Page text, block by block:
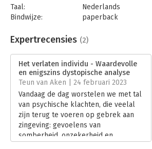
Taal:
Nederlands
Bindwijze:
paperback
Uitgever:
Prometheus
Verschijningsdatum:
Hoofdrubriek: Psychologie
Expertrecensies (2)
Het verlaten individu - Waardevolle
en enigszins dystopische analyse
Teun van Aken | 24 februari 2023
Vandaag de dag worstelen we met tal
van psychische klachten, die veelal
zijn terug te voeren op gebrek aan
zingeving: gevoelens van
somberheid, onzekerheid en